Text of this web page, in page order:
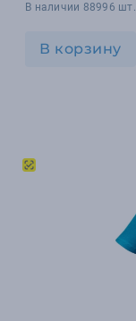
В наличии 88996 шт.
В корзину